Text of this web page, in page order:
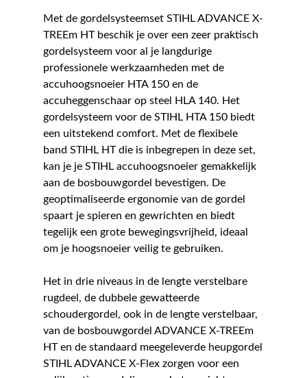
Met de gordelsysteemset STIHL ADVANCE X-
TREEm HT beschik je over een zeer praktisch
gordelsysteem voor al je langdurige
professionele werkzaamheden met de
accuhoogsnoeier HTA 150 en de
accuheggenschaar op steel HLA 140. Het
gordelsysteem voor de STIHL HTA 150 biedt
een uitstekend comfort. Met de flexibele
band STIHL HT die is inbegrepen in deze set,
kan je je STIHL accuhoogsnoeier gemakkelijk
aan de bosbouwgordel bevestigen. De
geoptimaliseerde ergonomie van de gordel
spaart je spieren en gewrichten en biedt
tegelijk een grote bewegingsvrijheid, ideaal
om je hoogsnoeier veilig te gebruiken.
Het in drie niveaus in de lengte verstelbare
rugdeel, de dubbele gewatteerde
schoudergordel, ook in de lengte verstelbaar,
van de bosbouwgordel ADVANCE X-TREEm
HT en de standaard meegeleverde heupgordel
STIHL ADVANCE X-Flex zorgen voor een